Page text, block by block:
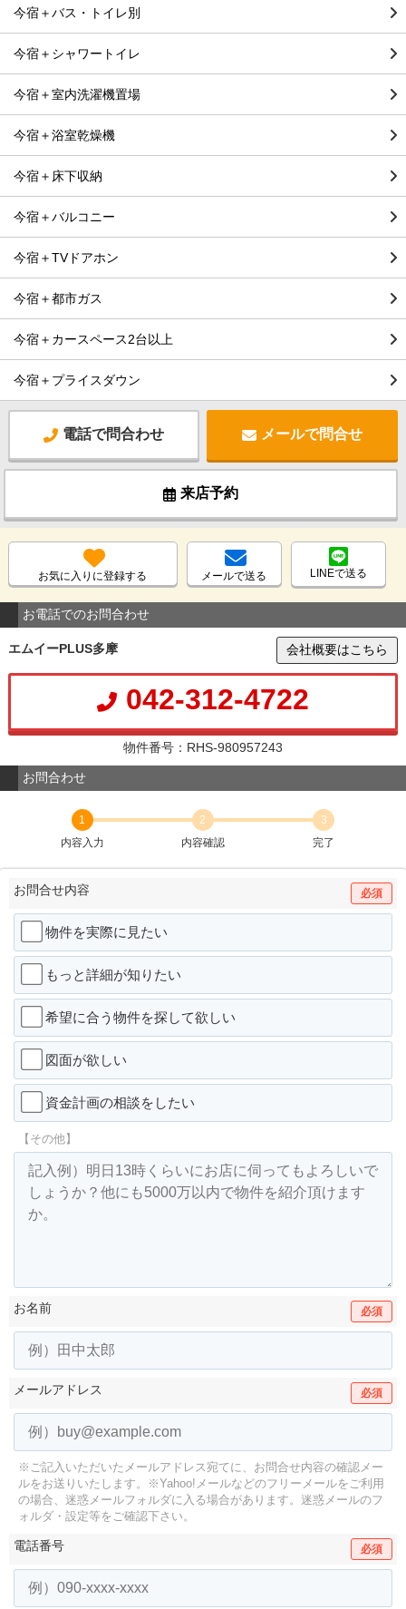
今宿＋バス・トイレ別
今宿＋シャワートイレ
今宿＋室内洗濯機置場
今宿＋浴室乾燥機
今宿＋床下収納
今宿＋バルコニー
今宿＋TVドアホン
今宿＋都市ガス
今宿＋カースペース2台以上
今宿＋プライスダウン
電話で問合わせ メールで問合せ
来店予約
お気に入りに登録する メールで送る LINEで送る
お電話でのお問合わせ
エムイーPLUS多摩 会社概要はこちら
042-312-4722
物件番号：RHS-980957243
お問合わせ
1
内容入力
2
内容確認
3
完了
お問合せ内容 必須
物件を実際に見たい
もっと詳細が知りたい
希望に合う物件を探して欲しい
図面が欲しい
資金計画の相談をしたい
【その他】
お名前 必須
メールアドレス 必須
※ご記入いただいたメールアドレス宛てに、お問合せ内容の確認メー
ルをお送りいたします。
※Yahoo!メールなどのフリーメールをご利用
の場合、迷惑メールフォルダに入る場合があります。 迷惑メールのフ
ォルダ・設定等をご確認下さい。
電話番号 必須